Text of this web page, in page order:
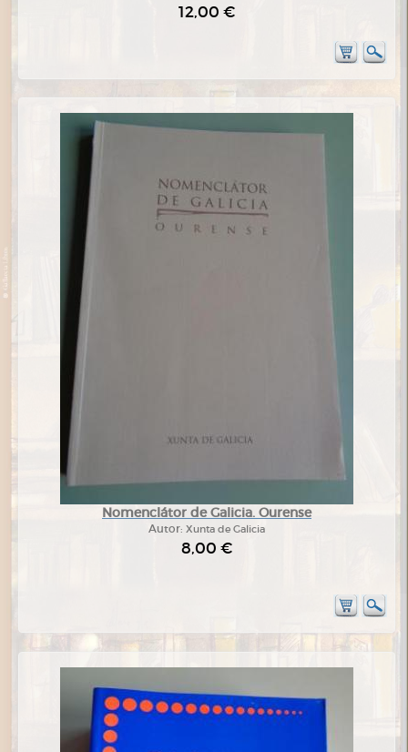
12,00 €
Nomenclátor de Galicia. Ourense
Autor: Xunta de Galicia
8,00 €